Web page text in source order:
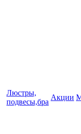
Люстры,
подвесы,бра
Акции